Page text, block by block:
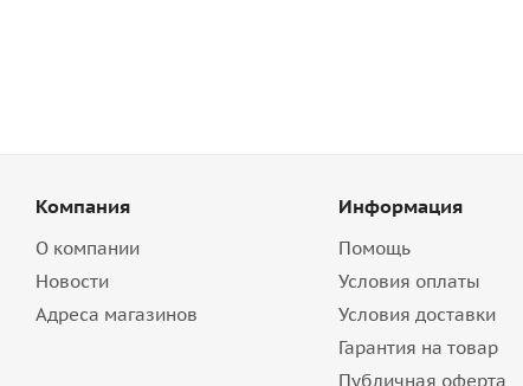
Компания
О компании
Новости
Адреса магазинов
Информация
Помощь
Условия оплаты
Условия доставки
Гарантия на товар
Публичная оферта